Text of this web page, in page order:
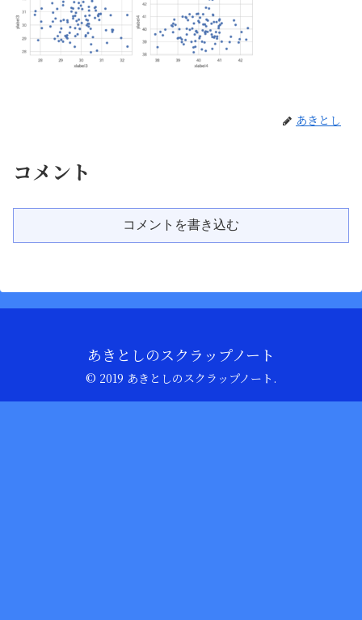
あきとし
コメント
コメントを書き込む
あきとしのスクラップノート
© 2019 あきとしのスクラップノート.